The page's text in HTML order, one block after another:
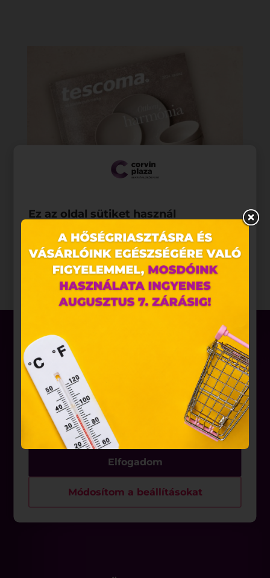
Aktualitások
Rólunk
Állásajánlatok
Ez az oldal sütiket használ
Weboldalunkon „cookie"-kat (továbbiakban „süti")
alkalmazunk. Ezek olyan fájlok, melyek információt
tárolnak webes böngészőjében. Ehhez az Ön
hozzájárulása szükséges.
A „sütiket" az elektronikus hírközlésről szóló 2003.
összefüggő szolgáltatások egyes kérdéseiről szóló
2001. évi CVIII. törvény, valamint az Európai Unió
előírásainak megfelelően használjuk. Azon
weblapoknak, melyek az Európai Unió országain
belül működnek, a „sütik" használatához, és
ezeknek a felhasználó számítógépén vagy egyéb
eszközén történő tárolásához a felhasználók
hozzájárulását kell kérniük.
Elfogadom
Módosítom a beállításokat